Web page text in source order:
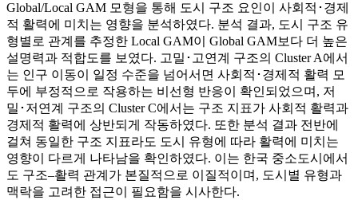
Global/Local GAM 모형을 통해 도시 구조 요인이 사회적･경제
적 활력에 미치는 영향을 분석하였다. 분석 결과, 도시 구조 유
형별로 관계를 추정한 Local GAM이 Global GAM보다 더 높은
설명력과 적합도를 보였다. 고밀･고연계 구조의 Cluster A에서
는 인구 이동이 일정 수준을 넘어서면 사회적･경제적 활력 모
두에 부정적으로 작용하는 비선형 반응이 확인되었으며, 저
밀･저연계 구조의 Cluster C에서는 구조 지표가 사회적 활력과
경제적 활력에 상반되게 작동하였다. 또한 분석 결과 전반에
걸쳐 동일한 구조 지표라도 도시 유형에 따라 활력에 미치는
영향이 다르게 나타남을 확인하였다. 이는 한국 중소도시에서
도 구조–활력 관계가 본질적으로 이질적이며, 도시별 유형과
맥락을 고려한 접근이 필요함을 시사한다.